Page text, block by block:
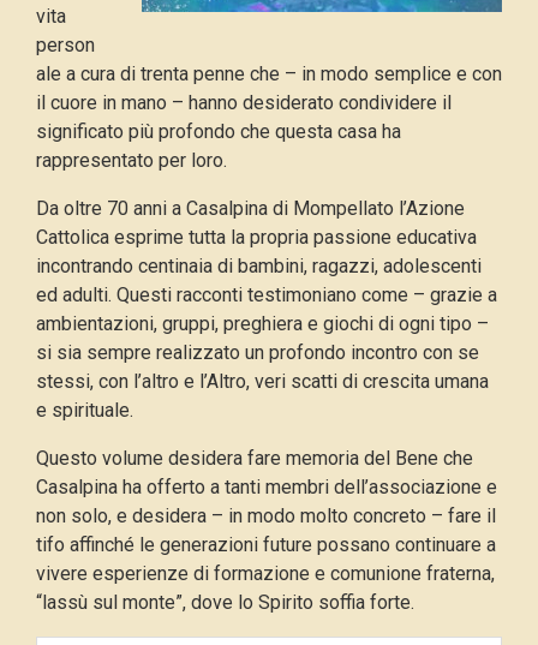
vita
person
ale a cura di trenta penne che – in modo semplice e con
il cuore in mano – hanno desiderato condividere il
significato più profondo che questa casa ha
rappresentato per loro.
Da oltre 70 anni a Casalpina di Mompellato l’Azione
Cattolica esprime tutta la propria passione educativa
incontrando centinaia di bambini, ragazzi, adolescenti
ed adulti. Questi racconti testimoniano come – grazie a
ambientazioni, gruppi, preghiera e giochi di ogni tipo –
si sia sempre realizzato un profondo incontro con se
stessi, con l’altro e l’Altro, veri scatti di crescita umana
e spirituale.
Questo volume desidera fare memoria del Bene che
Casalpina ha offerto a tanti membri dell’associazione e
non solo, e desidera – in modo molto concreto – fare il
tifo affinché le generazioni future possano continuare a
vivere esperienze di formazione e comunione fraterna,
“lassù sul monte”, dove lo Spirito soffia forte.